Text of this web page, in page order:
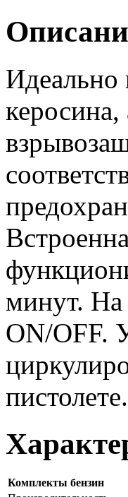
Идеально
керосина,
минут. На
ON/OFF.
пистолете.
Комплекты бензин